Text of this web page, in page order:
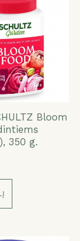
Bloom
350 g.